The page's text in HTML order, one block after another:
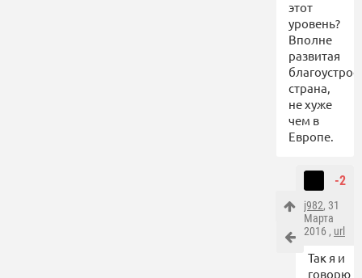
этот
уровень?
Вполне
развитая
страна,
не хуже
чем в
Европе.
-2
j982, 31
Марта
2016 , url
Так я и
говорю